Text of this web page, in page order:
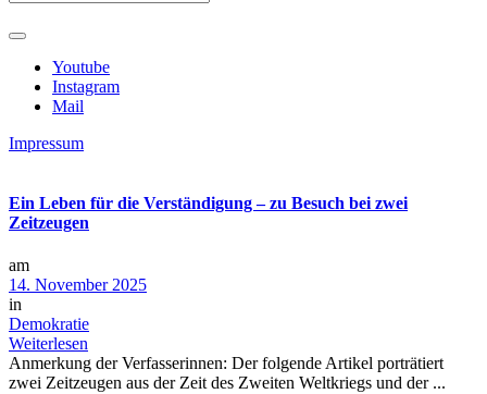
Youtube
Instagram
Mail
Impressum
Ein Leben für die Verständigung – zu Besuch bei zwei
Zeitzeugen
am
14. November 2025
in
Demokratie
Weiterlesen
Anmerkung der Verfasserinnen: Der folgende Artikel porträtiert
zwei Zeitzeugen aus der Zeit des Zweiten Weltkriegs und der ...